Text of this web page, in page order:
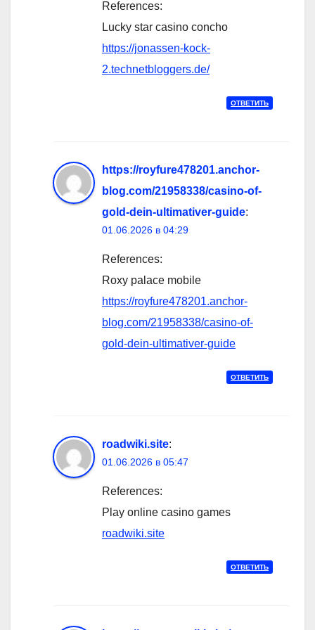
References:
Lucky star casino concho
https://jonassen-kock-
2.technetbloggers.de/
ОТВЕТИТЬ
https://royfure478201.anchor-
blog.com/21958338/casino-of-
gold-dein-ultimativer-guide:
01.06.2026 в 04:29
References:
Roxy palace mobile
https://royfure478201.anchor-
blog.com/21958338/casino-of-
gold-dein-ultimativer-guide
ОТВЕТИТЬ
roadwiki.site:
01.06.2026 в 05:47
References:
Play online casino games
roadwiki.site
ОТВЕТИТЬ